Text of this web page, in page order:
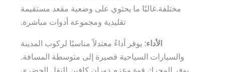
مختلفة.غالبًا ما يحتوي على وضعية مقعد مستقيمة
تقليدية ومجموعة أدوات مباشرة.
الأداء: يوفر أداءً معتدلاً مناسبًا لركوب المدينة
والسيارات السياحية قصيرة إلى متوسطة المسافة.
يوفر المحرك قوة وعزم دوران كافين للنقل الحضري